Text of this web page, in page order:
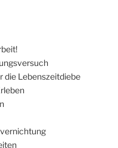
die Lebenszeitdiebe